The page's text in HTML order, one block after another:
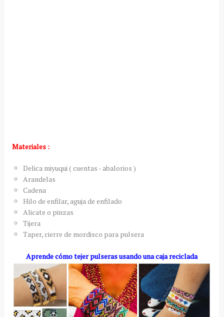
Materiales :
Delica miyuqui ( cuentas - abalorios )
Arandelas
Cadena
Hilo de enfilar, aguja de enfilado
Alicate o pinzas
Tijera
Taper, cierre de mordisco para pulsera
Aprende cómo tejer pulseras usando una caja reciclada